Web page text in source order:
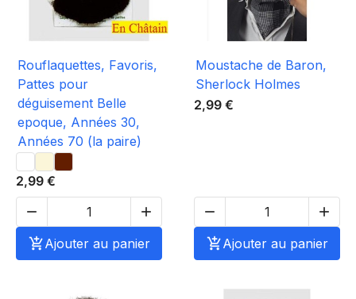
Rouflaquettes, Favoris,
Pattes pour
déguisement Belle
epoque, Années 30,
Années 70 (la paire)
2,99 €


Ajouter au panier
Moustache de Baron,
Sherlock Holmes
2,99 €


Ajouter au panier